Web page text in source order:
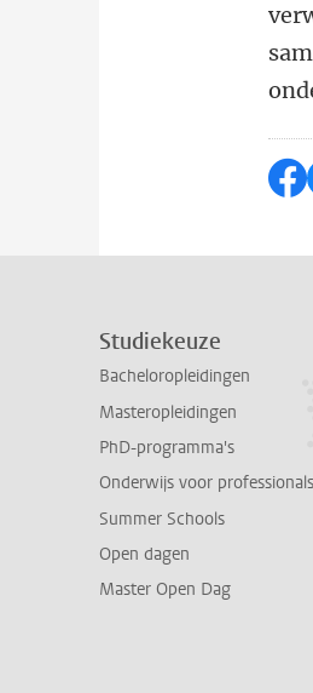
Studiekeuze
Bacheloropleidingen
Masteropleidingen
PhD-programma's
Onderwijs voor professionals
Summer Schools
Open dagen
Master Open Dag